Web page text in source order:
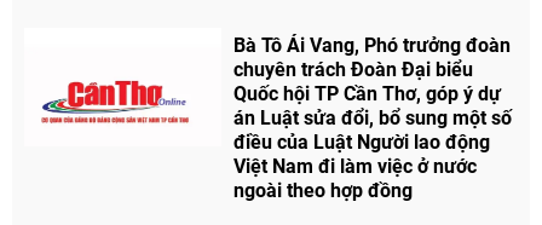
Bà Tô Ái Vang, Phó trưởng đoàn
chuyên trách Đoàn Đại biểu
Quốc hội TP Cần Thơ, góp ý dự
án Luật sửa đổi, bổ sung một số
điều của Luật Người lao động
Việt Nam đi làm việc ở nước
ngoài theo hợp đồng